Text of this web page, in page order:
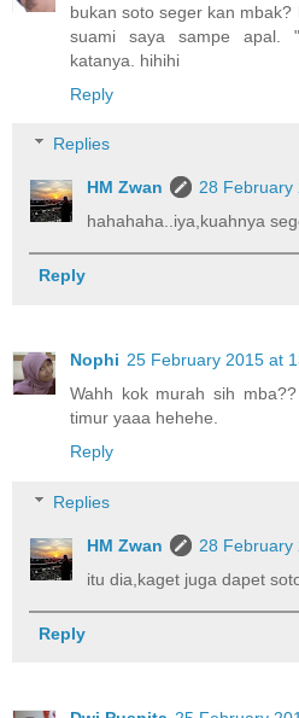
bukan soto seger kan mbak?
suami saya sampe apal.
katanya. hihihi
Reply
Replies
HM Zwan
28 February
hahahaha..iya,kuahnya
Reply
Nophi 25 February 2015 at
Wahh kok murah sih
timur yaaa hehehe.
Reply
Replies
HM Zwan
28 February
itu dia,kaget juga dapet
Reply